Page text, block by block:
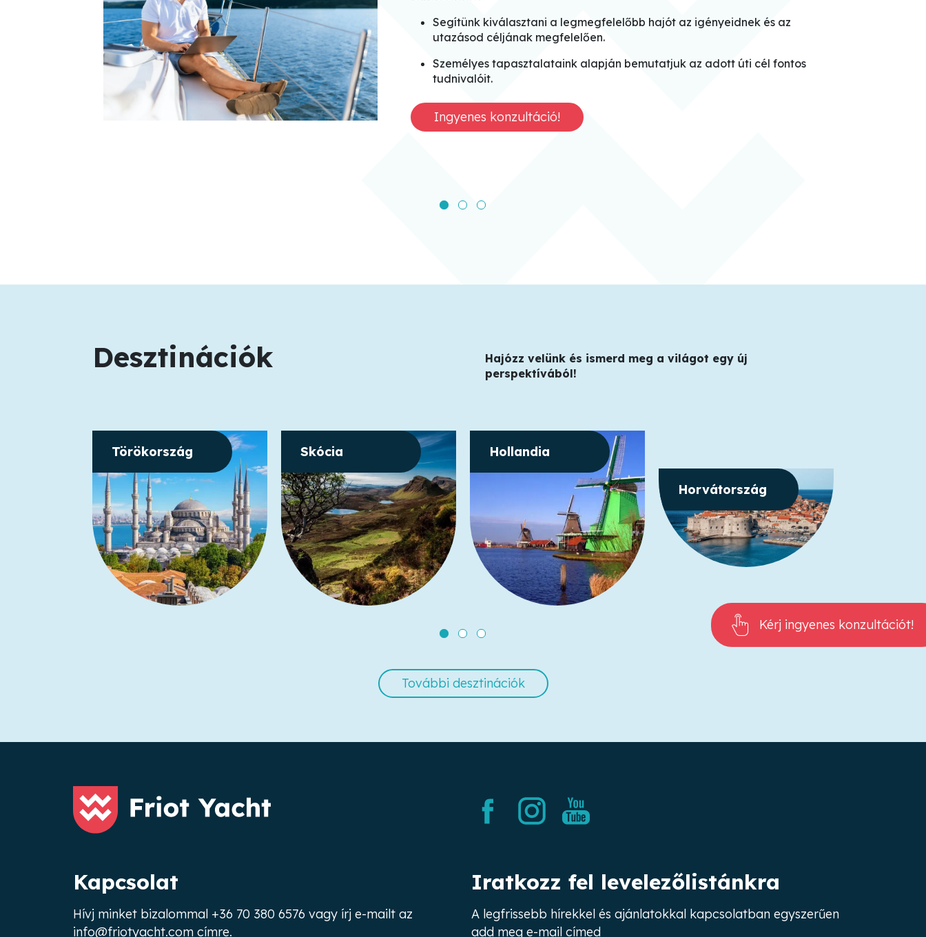
Kérj ingyenes konzultációt!
Segítünk kiválasztani a legmegfelelőbb hajót az igényeidnek és az
utazásod céljának megfelelően.
Személyes tapasztalataink alapján bemutatjuk az adott úti cél fontos
tudnivalóit.
Ingyenes konzultáció!
Desztinációk
Hajózz velünk és ismerd meg a világot egy új
perspektívából!
Törökország Skócia Hollandia
Horvátország
További desztinációk
Kapcsolat
Hívj minket bizalommal +36 70 380 6576 vagy írj e-mailt az
info@friotyacht.com címre.
Iratkozz fel levelezőlistánkra
A legfrissebb hírekkel és ajánlatokkal kapcsolatban egyszerűen
add meg e-mail címed